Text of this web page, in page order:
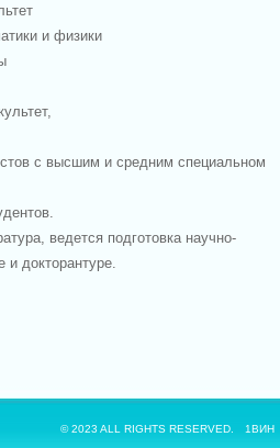
и физики
с высшим и средним специальном
ведется подготовка научно-
и докторантуре.
© 2023 ALL RIGHTS RESERVED. 1ВИН